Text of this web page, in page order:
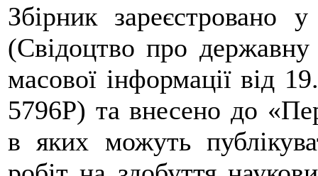
Збірник зареєстровано
(Свідоцтво про державну
масової інформації від
5796Р) та внесено до
в яких можуть